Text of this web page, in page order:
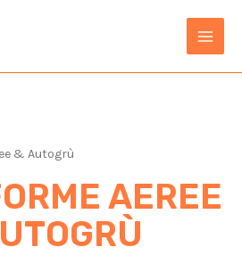
MAIN
& Autogrù
AEREE